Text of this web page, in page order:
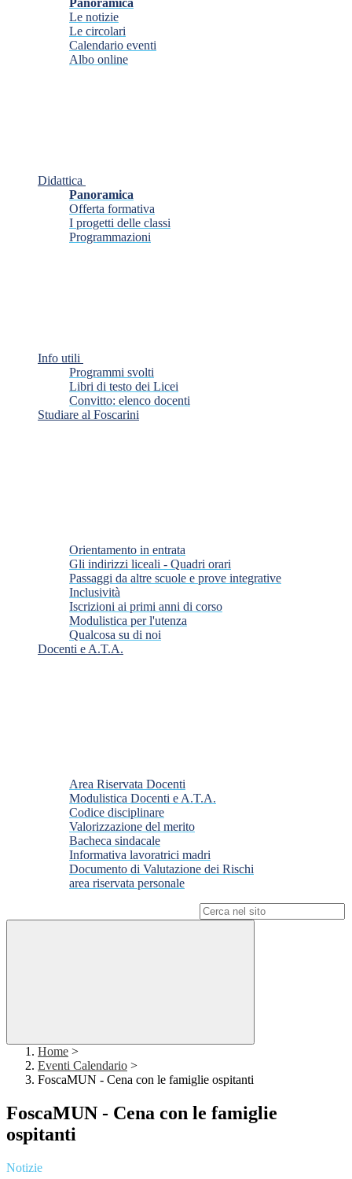
Panoramica
Le notizie
Le circolari
Calendario eventi
Albo online
Didattica
Panoramica
Offerta formativa
I progetti delle classi
Programmazioni
Info utili
Programmi svolti
Libri di testo dei Licei
Convitto: elenco docenti
Studiare al Foscarini
Orientamento in entrata
Gli indirizzi liceali - Quadri orari
Passaggi da altre scuole e prove integrative
Inclusività
Iscrizioni ai primi anni di corso
Modulistica per l'utenza
Qualcosa su di noi
Docenti e A.T.A.
Area Riservata Docenti
Modulistica Docenti e A.T.A.
Codice disciplinare
Valorizzazione del merito
Bacheca sindacale
Informativa lavoratrici madri
Documento di Valutazione dei Rischi
area riservata personale
Home >
Eventi Calendario >
FoscaMUN - Cena con le famiglie ospitanti
FoscaMUN - Cena con le famiglie
ospitanti
Notizie